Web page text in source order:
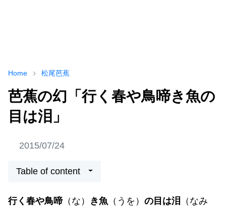
Home 松尾芭蕉
芭蕉の幻「行く春や鳥啼き魚の
目は泪」
2015/07/24
Table of content
行く春や鳥啼 （な） き魚 （うを） の目は泪
（なみ